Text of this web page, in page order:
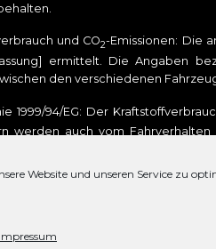
Website und unseren Service zu
Impressum
und CO2-Emissionen: Die
ermittelt. Die Angaben
den verschiedenen
1999/94/EG: Der
werden auch vom
die CO2-Emissionen und den
siehe Pkw-